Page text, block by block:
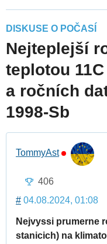
DISKUSE O POČASÍ
Nejteplejší
teplotou
a ročních
1998-Sb
TommyAst
406
# 04.08.2024, 01:08
Nejvyssi prumerne
stanicich) na